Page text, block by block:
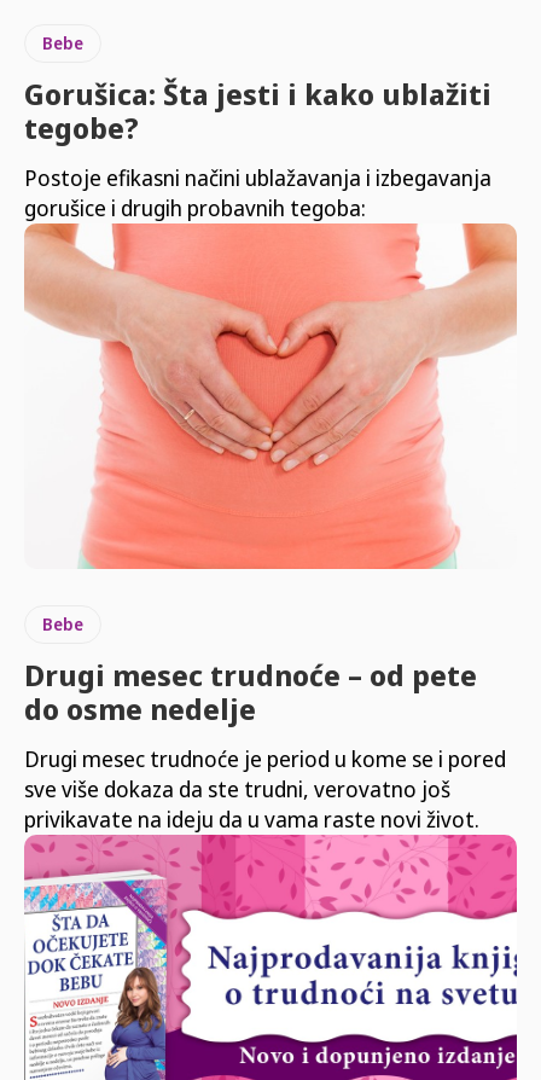
Bebe
Gorušica: Šta jesti i kako ublažiti
tegobe?
Postoje efikasni načini ublažavanja i izbegavanja
gorušice i drugih probavnih tegoba:
Bebe
Drugi mesec trudnoće – od pete
do osme nedelje
Drugi mesec trudnoće je period u kome se i pored
sve više dokaza da ste trudni, verovatno još
privikavate na ideju da u vama raste novi život.